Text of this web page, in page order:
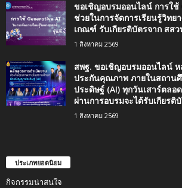
ขอเชิญอบรมออนไลน์ การใช้
ช่วยในการจัดการเรียนรู้วิท
เกณฑ์ รับเกียรติบัตรจาก สส
1 สิงหาคม 2569
สพฐ. ขอเชิญอบรมออนไลน์
ประกันคุณภาพ ภายในสถาน
ประดิษฐ์ (AI) ทุกวันเสาร์ตลอ
ผ่านการอบรมจะได้รับเกียรติ
1 สิงหาคม 2569
ประเภทยอดนิยม
กิจกรรมน่าสนใจ